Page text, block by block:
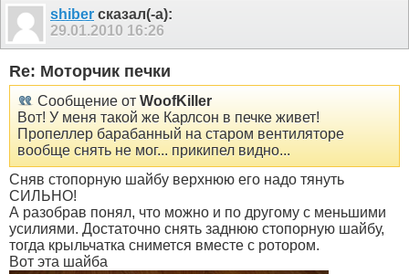
shiber сказал(-а):
29.01.2010 16:26
Re: Моторчик печки
Сообщение от WoofKiller
Вот! У меня такой же Карлсон в печке живет!
Пропеллер барабанный на старом вентиляторе
вообще снять не мог... прикипел видно...
Сняв стопорную шайбу верхнюю его надо тянуть
СИЛЬНО!
А разобрав понял, что можно и по другому с меньшими
усилиями. Достаточно снять заднюю стопорную шайбу,
тогда крыльчатка снимется вместе с ротором.
Вот эта шайба